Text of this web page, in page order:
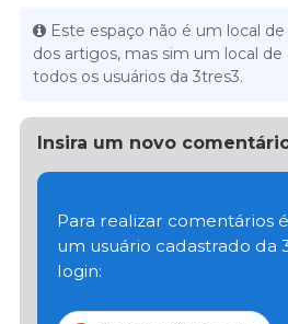
Este espaço não é um local
dos artigos, mas sim um local de
todos os usuários da 3tres3.
Insira um novo
Para realizar comentários
um usuário cadastrado da
login: